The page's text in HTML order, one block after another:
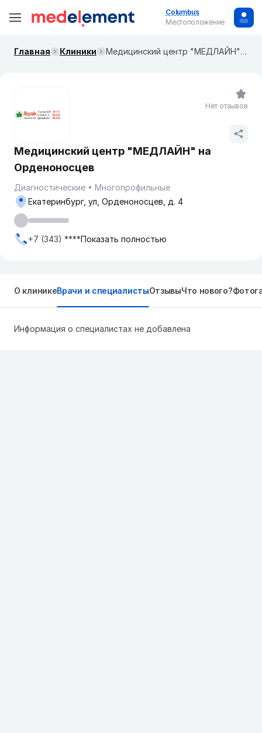
Columbus
Местоположение
Главная Клиники Медицинский центр "МЕДЛАЙН" на Орденоносцев
Медицинский центр "МЕДЛАЙН" на
Орденоносцев
Диагностические
Многопрофильные
Екатеринбург, ул, Орденоносцев, д. 4
+7 (343) ****Показать полностью
Нет отзывов
О клиникеВрачи и специалистыОтзывыЧто нового?
Информация о специалистах не добавлена